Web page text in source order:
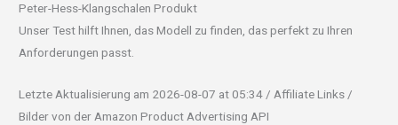
Peter-Hess-Klangschalen Produkt
Unser Test hilft Ihnen, das Modell zu finden, das perfekt zu Ihren
Anforderungen passt.
Letzte Aktualisierung am 2026-08-07 at 05:34 / Affiliate Links /
Bilder von der Amazon Product Advertising API